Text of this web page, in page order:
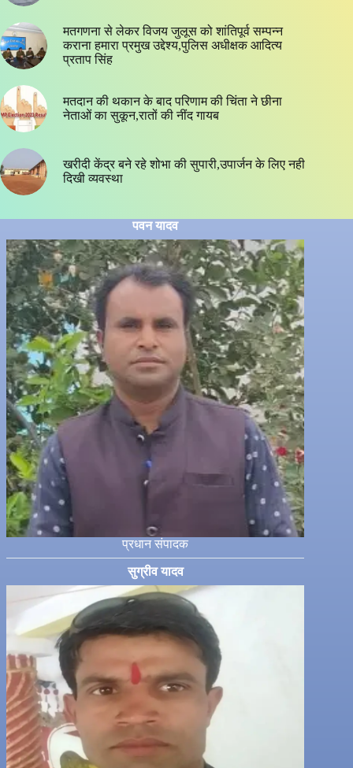
मतगणना से लेकर विजय जुलूस को शांतिपूर्व सम्पन्न
कराना हमारा प्रमुख उद्देश्य,पुलिस अधीक्षक आदित्य
प्रताप सिंह
मतदान की थकान के बाद परिणाम की चिंता ने छीना
नेताओं का सुकून,रातों की नींद गायब
खरीदी केंद्र बने रहे शोभा की सुपारी,उपार्जन के लिए नही
दिखी व्यवस्था
पवन यादव
प्रधान संपादक
सुग्रीव यादव